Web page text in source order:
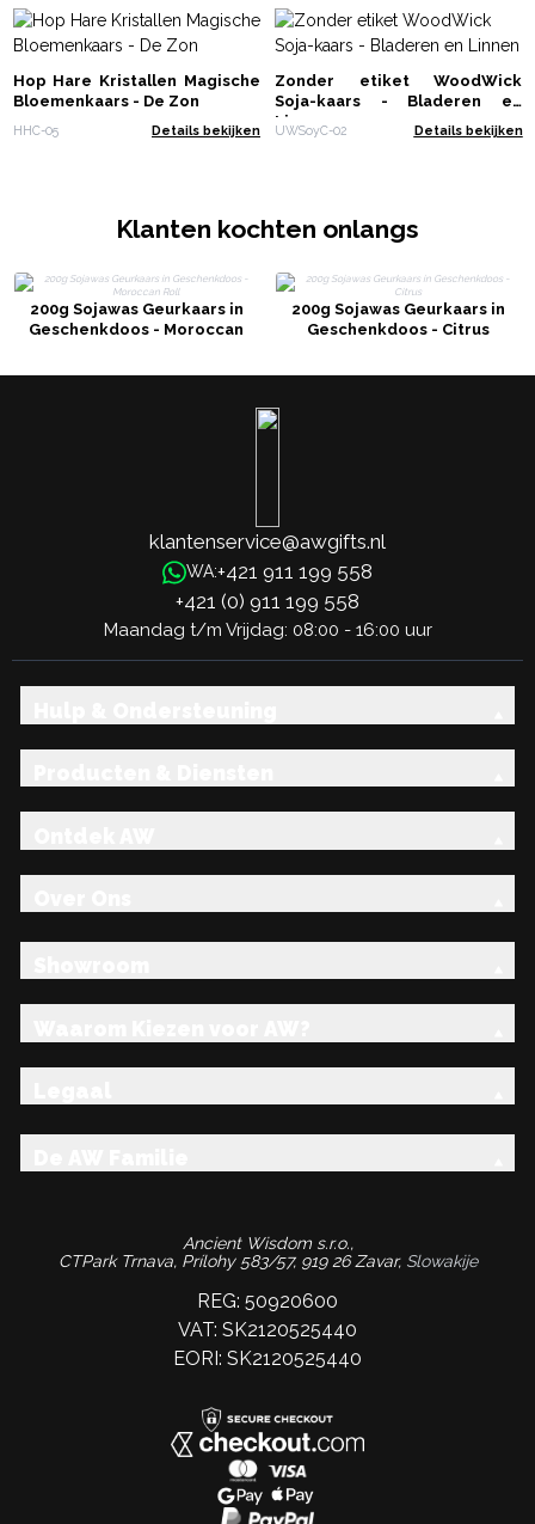
Hop Hare Kristallen Magische
Bloemenkaars - De Zon
HHC-05 Details bekijken
Zonder etiket WoodWick
Soja-kaars - Bladeren en
Linnen
UWSoyC-02 Details bekijken
Klanten kochten onlangs
200g Sojawas Geurkaars in
Geschenkdoos - Moroccan
200g Sojawas Geurkaars in
Geschenkdoos - Citrus
klantenservice@awgifts.nl
WA:+421 911 199 558
+421 (0) 911 199 558
Maandag t/m Vrijdag: 08:00 - 16:00 uur
Ancient Wisdom s.r.o.,
CTPark Trnava, Prílohy 583/57, 919 26 Zavar, Slowakije
REG: 50920600
VAT: SK2120525440
EORI: SK2120525440